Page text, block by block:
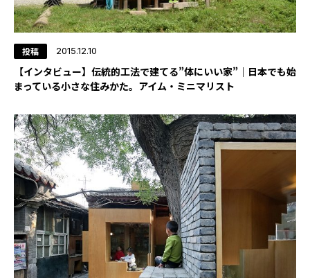
MAGAZINE
投稿 2015.12.10
【インタビュー】伝統的工法で建てる”体にいい家”｜日本でも始
まっている小さな住みかた。アイム・ミニマリスト